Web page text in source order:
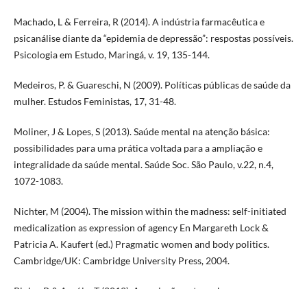
Machado, L & Ferreira, R (2014). A indústria farmacêutica e
psicanálise diante da “epidemia de depressão”: respostas possíveis.
Psicologia em Estudo, Maringá, v. 19, 135-144.
Medeiros, P. & Guareschi, N (2009). Políticas públicas de saúde da
mulher. Estudos Feministas, 17, 31-48.
Moliner, J & Lopes, S (2013). Saúde mental na atenção básica:
possibilidades para uma prática voltada para a ampliação e
integralidade da saúde mental. Saúde Soc. São Paulo, v.22, n.4,
1072-1083.
Nichter, M (2004). The mission within the madness: self-initiated
medicalization as expression of agency En Margareth Lock &
Patricia A. Kaufert (ed.) Pragmatic women and body politics.
Cambridge/UK: Cambridge University Press, 2004.